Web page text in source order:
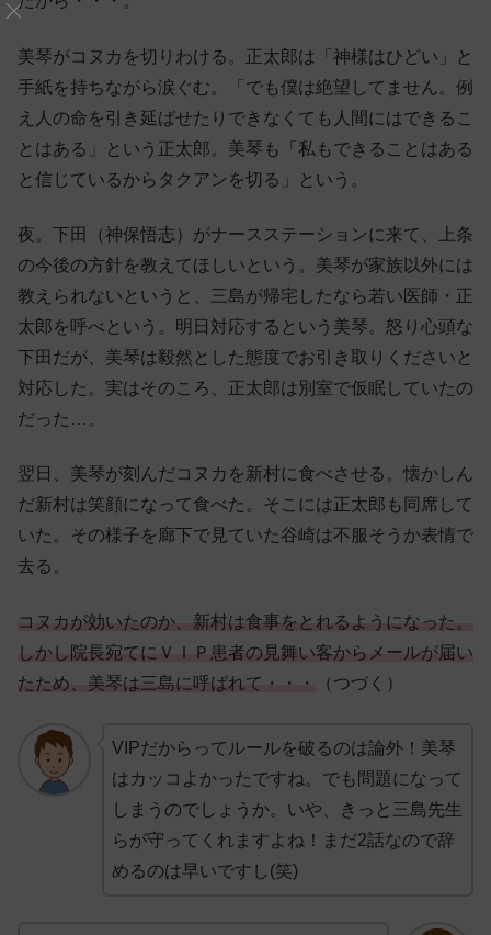
美琴がコヌカを切りわける。正太郎は「神様はひどい」と
手紙を持ちながら涙ぐむ。「でも僕は絶望してません。例
え人の命を引き延ばせたりできなくても人間にはできるこ
とはある」という正太郎。美琴も「私もできることはある
と信じているからタクアンを切る」という。
夜。下田（神保悟志）がナースステーションに来て、上条
の今後の方針を教えてほしいという。美琴が家族以外には
教えられないというと、三島が帰宅したなら若い医師・正
太郎を呼べという。明日対応するという美琴。怒り心頭な
下田だが、美琴は毅然とした態度でお引き取りくださいと
対応した。実はそのころ、正太郎は別室で仮眠していたの
だった…。
翌日、美琴が刻んだコヌカを新村に食べさせる。懐かしん
だ新村は笑顔になって食べた。そこには正太郎も同席して
いた。その様子を廊下で見ていた谷崎は不服そうか表情で
去る。
コヌカが効いたのか、新村は食事をとれるようになった。
しかし院長宛てにＶＩＰ患者の見舞い客からメールが届い
たため、美琴は三島に呼ばれて・・・
（つづく）
VIPだからってルールを破るのは論外！美琴
はカッコよかったですね。でも問題になって
しまうのでしょうか。いや、きっと三島先生
らが守ってくれますよね！まだ2話なので辞
めるのは早いですし(笑)